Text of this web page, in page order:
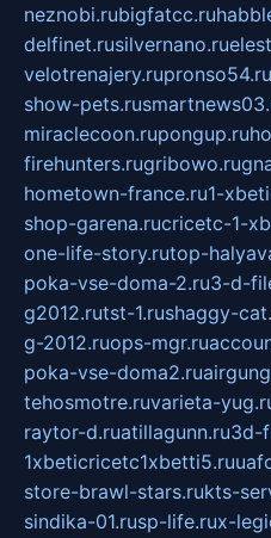
neznobi.rubigfatcc.ru
delfinet.rusilvernano.ru
velotrenajery.rupronso54.ru
show-pets.ru
miraclecoon.rupongup.ru
firehunters.rugribowo.ru
hometown-france.ru1-
shop-garena.rucricetc-1-
one-life-story.rutop-
poka-vse-doma-2.ru3-d-
g2012.rutst-1.rushaggy-
g-2012.ruops-mgr.ru
poka-vse-doma2.ru
tehosmotre.ruvarieta-
raytor-d.ruatillagunn.ru3d-
1xbeticricetc1xbetti5.ru
store-brawl-stars.rukts-
sindika-01.rusp-life.rux-